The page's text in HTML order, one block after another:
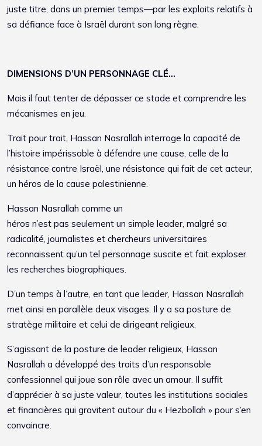
juste titre, dans un premier temps—par les exploits relatifs à
sa défiance face à Israël durant son long règne.
DIMENSIONS D’UN PERSONNAGE CLÉ…
Mais il faut tenter de dépasser ce stade et comprendre les
mécanismes en jeu.
Trait pour trait, Hassan Nasrallah interroge la capacité de
l’histoire impérissable à défendre une cause, celle de la
résistance contre Israël, une résistance qui fait de cet acteur,
un héros de la cause palestinienne.
Hassan Nasrallah comme un
héros n’est pas seulement un simple leader, malgré sa
radicalité, journalistes et chercheurs universitaires
reconnaissent qu’un tel personnage suscite et fait exploser
les recherches biographiques.
D’un temps à l’autre, en tant que leader, Hassan Nasrallah
met ainsi en parallèle deux visages. Il y a sa posture de
stratège militaire et celui de dirigeant religieux.
S’agissant de la posture de leader religieux, Hassan
Nasrallah a développé des traits d’un responsable
confessionnel qui joue son rôle avec un amour. Il suffit
d’apprécier à sa juste valeur, toutes les institutions sociales
et financières qui gravitent autour du « Hezbollah » pour s’en
convaincre.